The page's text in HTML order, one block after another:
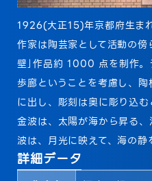
1926(大正15)年京都府生まれ
作家は陶芸家として活動の
壁｣作品約 1000 点を制作。
歩廊ということを考慮し、
に出し、彫刻は奥に彫り込む
金波は、太陽が海から昇る
波は、月光に映えて、海の静
詳細データ